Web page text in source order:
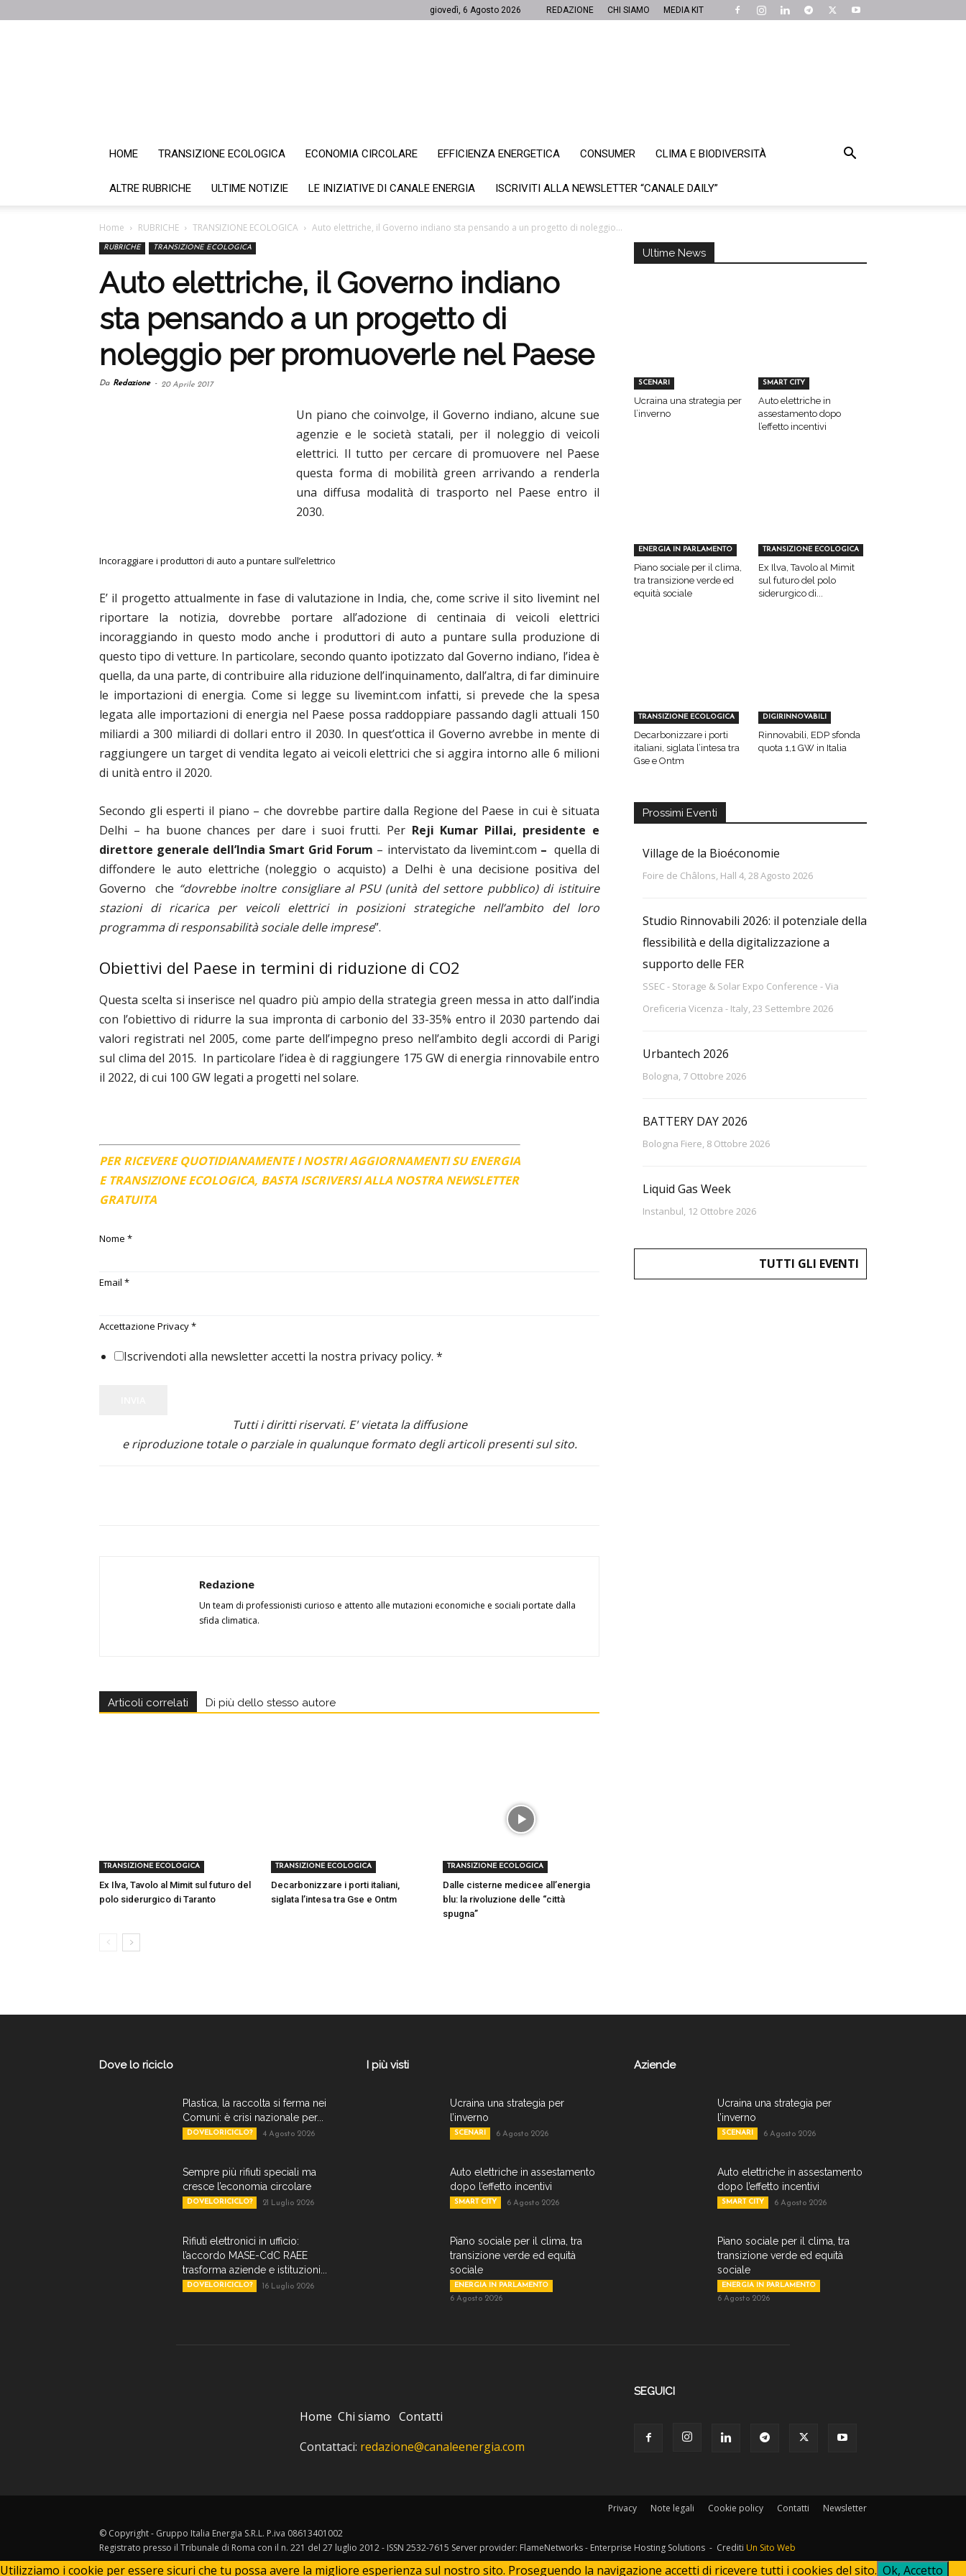
giovedì, 6 Agosto 2026 REDAZIONE CHI SIAMO MEDIA KIT
HOME TRANSIZIONE ECOLOGICA ECONOMIA CIRCOLARE EFFICIENZA ENERGETICA CONSUMER CLIMA E BIODIVERSITÀ
ALTRE RUBRICHE ULTIME NOTIZIE LE INIZIATIVE DI CANALE ENERGIA ISCRIVITI ALLA NEWSLETTER “CANALE DAILY”
Home RUBRICHE TRANSIZIONE ECOLOGICA Auto elettriche, il Governo indiano sta pensando a un progetto di noleggio...
RUBRICHE TRANSIZIONE ECOLOGICA
Auto elettriche, il Governo indiano
sta pensando a un progetto di
noleggio per promuoverle nel Paese
Da Redazione - 20 Aprile 2017
Un piano che coinvolge, il Governo indiano, alcune sue
agenzie e le società statali, per il noleggio di veicoli
elettrici. Il tutto per cercare di promuovere nel Paese
questa forma di mobilità green arrivando a renderla
una diffusa modalità di trasporto nel Paese entro il
2030.
Incoraggiare i produttori di auto a puntare sull’elettrico
E’ il progetto attualmente in fase di valutazione in India, che, come scrive il sito livemint nel
riportare la notizia, dovrebbe portare all’adozione di centinaia di veicoli elettrici
incoraggiando in questo modo anche i produttori di auto a puntare sulla produzione di
questo tipo di vetture. In particolare, secondo quanto ipotizzato dal Governo indiano, l’idea è
quella, da una parte, di contribuire alla riduzione dell’inquinamento, dall’altra, di far diminuire
le importazioni di energia. Come si legge su livemint.com infatti, si prevede che la spesa
legata alle importazioni di energia nel Paese possa raddoppiare passando dagli attuali 150
miliardi a 300 miliardi di dollari entro il 2030. In quest’ottica il Governo avrebbe in mente di
raggiungere un target di vendita legato ai veicoli elettrici che si aggira intorno alle 6 milioni
di unità entro il 2020.
Secondo gli esperti il piano – che dovrebbe partire dalla Regione del Paese in cui è situata
Delhi – ha buone chances per dare i suoi frutti. Per Reji Kumar Pillai, presidente e
direttore generale dell’India Smart Grid Forum – intervistato da livemint.com – quella di
diffondere le auto elettriche (noleggio o acquisto) a Delhi è una decisione positiva del
Governo che “dovrebbe inoltre consigliare al PSU (unità del settore pubblico) di istituire
stazioni di ricarica per veicoli elettrici in posizioni strategiche nell’ambito del loro
programma di responsabilità sociale delle imprese”.
Obiettivi del Paese in termini di riduzione di CO2
Questa scelta si inserisce nel quadro più ampio della strategia green messa in atto dall’india
con l’obiettivo di ridurre la sua impronta di carbonio del 33-35% entro il 2030 partendo dai
valori registrati nel 2005, come parte dell’impegno preso nell’ambito degli accordi di Parigi
sul clima del 2015. In particolare l’idea è di raggiungere 175 GW di energia rinnovabile entro
il 2022, di cui 100 GW legati a progetti nel solare.
PER RICEVERE QUOTIDIANAMENTE I NOSTRI AGGIORNAMENTI SU ENERGIA
E TRANSIZIONE ECOLOGICA, BASTA ISCRIVERSI ALLA NOSTRA NEWSLETTER
GRATUITA
Nome *
Email *
Accettazione Privacy*
Iscrivendoti alla newsletter accetti la nostra privacy policy. *
Tutti i diritti riservati. E' vietata la diffusione
e riproduzione totale o parziale in qualunque formato degli articoli presenti sul sito.
Redazione
Un team di professionisti curioso e attento alle mutazioni economiche e sociali portate dalla
sfida climatica.
Articoli correlati Di più dello stesso autore
TRANSIZIONE ECOLOGICA
Ex Ilva, Tavolo al Mimit sul futuro del
polo siderurgico di Taranto
TRANSIZIONE ECOLOGICA
Decarbonizzare i porti italiani,
siglata l’intesa tra Gse e Ontm
TRANSIZIONE ECOLOGICA
Dalle cisterne medicee all’energia
blu: la rivoluzione delle “città
spugna”
Ultime News
SCENARI
Ucraina una strategia per
l’inverno
SMART CITY
Auto elettriche in
assestamento dopo
l’effetto incentivi
ENERGIA IN PARLAMENTO
Piano sociale per il clima,
tra transizione verde ed
equità sociale
TRANSIZIONE ECOLOGICA
Ex Ilva, Tavolo al Mimit
sul futuro del polo
siderurgico di...
TRANSIZIONE ECOLOGICA
Decarbonizzare i porti
italiani, siglata l’intesa tra
Gse e Ontm
DIGIRINNOVABILI
Rinnovabili, EDP sfonda
quota 1,1 GW in Italia
Prossimi Eventi
Village de la Bioéconomie
Foire de Châlons, Hall 4, 28 Agosto 2026
Studio Rinnovabili 2026: il potenziale della
flessibilità e della digitalizzazione a
supporto delle FER
SSEC - Storage & Solar Expo Conference - Via
Oreficeria Vicenza - Italy, 23 Settembre 2026
Urbantech 2026
Bologna, 7 Ottobre 2026
BATTERY DAY 2026
Bologna Fiere, 8 Ottobre 2026
Liquid Gas Week
Instanbul, 12 Ottobre 2026
TUTTI GLI EVENTI
Dove lo riciclo
Plastica, la raccolta si ferma nei
Comuni: è crisi nazionale per...
DOVELORICICLO? 4 Agosto 2026
Sempre più rifiuti speciali ma
cresce l’economia circolare
DOVELORICICLO? 21 Luglio 2026
Rifiuti elettronici in ufficio:
l’accordo MASE-CdC RAEE
trasforma aziende e istituzioni...
DOVELORICICLO? 16 Luglio 2026
I più visti
Ucraina una strategia per
l’inverno
SCENARI 6 Agosto 2026
Auto elettriche in assestamento
dopo l’effetto incentivi
SMART CITY 6 Agosto 2026
Piano sociale per il clima, tra
transizione verde ed equità
sociale
ENERGIA IN PARLAMENTO
6 Agosto 2026
Aziende
Ucraina una strategia per
l’inverno
SCENARI 6 Agosto 2026
Auto elettriche in assestamento
dopo l’effetto incentivi
SMART CITY 6 Agosto 2026
Piano sociale per il clima, tra
transizione verde ed equità
sociale
ENERGIA IN PARLAMENTO
6 Agosto 2026
Home Chi siamo Contatti
Contattaci: redazione@canaleenergia.com
SEGUICI
Privacy Note legali Cookie policy Contatti Newsletter
© Copyright - Gruppo Italia Energia S.R.L. P.iva 08613401002
Registrato presso il Tribunale di Roma con il n. 221 del 27 luglio 2012 - ISSN 2532-7615 Server provider: FlameNetworks - Enterprise Hosting Solutions - Crediti Un Sito Web
Utilizziamo i cookie per essere sicuri che tu possa avere la migliore esperienza sul nostro sito. Proseguendo la navigazione accetti di ricevere tutti i cookies del sito. Ok, Accetto